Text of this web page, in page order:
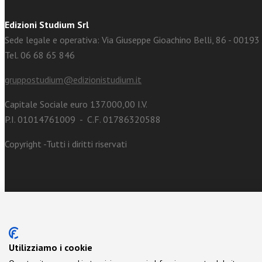
Edizioni Studium Srl
Sede legale e operativa: Via Giuseppe Gioachino Belli, 86 - 00193
Tel. 06 68 65 846
gruppostudium@edizionistudium.it
Capitale Sociale euro 137.000,00 I.V.
P.I. 01014761009 - C.F. 01786320588
Copyright -Tutti i diritti riservati
Utilizziamo i cookie